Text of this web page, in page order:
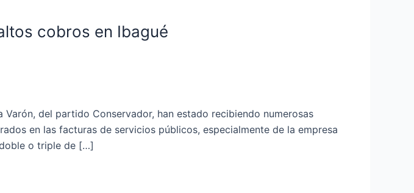
cobros en Ibagué
del partido Conservador, han estado recibiendo numerosas
en las facturas de servicios públicos, especialmente de la empresa
o triple de […]